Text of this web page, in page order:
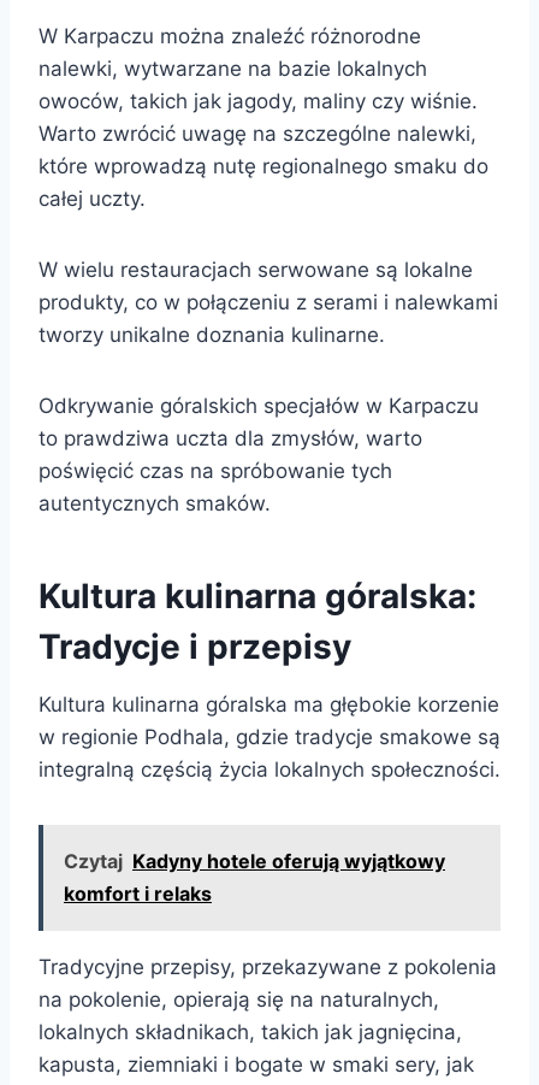
W Karpaczu można znaleźć różnorodne
nalewki, wytwarzane na bazie lokalnych
owoców, takich jak jagody, maliny czy wiśnie.
Warto zwrócić uwagę na szczególne nalewki,
które wprowadzą nutę regionalnego smaku do
całej uczty.
W wielu restauracjach serwowane są lokalne
produkty, co w połączeniu z serami i nalewkami
tworzy unikalne doznania kulinarne.
Odkrywanie góralskich specjałów w Karpaczu
to prawdziwa uczta dla zmysłów, warto
poświęcić czas na spróbowanie tych
autentycznych smaków.
Kultura kulinarna góralska:
Tradycje i przepisy
Kultura kulinarna góralska ma głębokie korzenie
w regionie Podhala, gdzie tradycje smakowe są
integralną częścią życia lokalnych społeczności.
Czytaj Kadyny hotele oferują wyjątkowy
komfort i relaks
Tradycyjne przepisy, przekazywane z pokolenia
na pokolenie, opierają się na naturalnych,
lokalnych składnikach, takich jak jagnięcina,
kapusta, ziemniaki i bogate w smaki sery, jak